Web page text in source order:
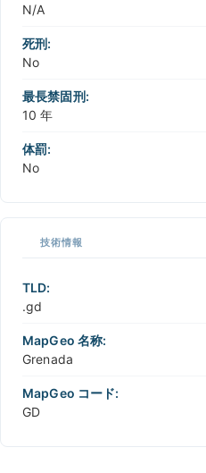
N/A
死刑:
No
最長禁固刑:
10 年
体罰:
No
技術情報
TLD:
.gd
MapGeo 名称:
Grenada
MapGeo コード:
GD